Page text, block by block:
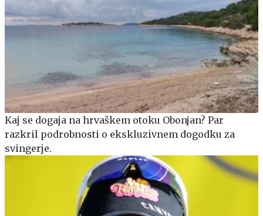
Kaj se dogaja na hrvaškem otoku Obonjan? Par
razkril podrobnosti o ekskluzivnem dogodku za
svingerje.